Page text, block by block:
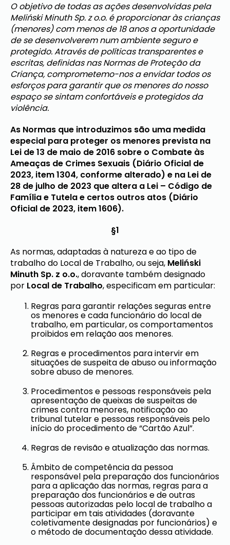
O objetivo de todas as ações desenvolvidas pela
Meliński Minuth Sp. z o.o. é proporcionar às crianças
(menores) com menos de 18 anos a oportunidade
de se desenvolverem num ambiente seguro e
protegido. Através de políticas transparentes e
escritas, definidas nas Normas de Proteção da
Criança, comprometemo-nos a envidar todos os
esforços para garantir que os menores do nosso
espaço se sintam confortáveis ​​e protegidos da
violência.
As Normas que introduzimos são uma medida
especial para proteger os menores prevista na
Lei de 13 de maio de 2016 sobre o Combate às
Ameaças de Crimes Sexuais (Diário Oficial de
2023, item 1304, conforme alterado) e na Lei de
28 de julho de 2023 que altera a Lei – Código de
Família e Tutela e certos outros atos (Diário
Oficial de 2023, item 1606).
§1
As normas, adaptadas à natureza e ao tipo de
trabalho do Local de Trabalho, ou seja, Meliński
Minuth Sp. z o.o., doravante também designado
por Local de Trabalho, especificam em particular:
Regras para garantir relações seguras entre
os menores e cada funcionário do local de
trabalho, em particular, os comportamentos
proibidos em relação aos menores.
Regras e procedimentos para intervir em
situações de suspeita de abuso ou informação
sobre abuso de menores.
Procedimentos e pessoas responsáveis ​​pela
apresentação de queixas de suspeitas de
crimes contra menores, notificação ao
tribunal tutelar e pessoas responsáveis ​​pelo
início do procedimento de “Cartão Azul”.
Regras de revisão e atualização das normas.
Âmbito de competência da pessoa
responsável pela preparação dos funcionários
para a aplicação das normas, regras para a
preparação dos funcionários e de outras
pessoas autorizadas pelo local de trabalho a
participar em tais atividades (doravante
coletivamente designadas por funcionários) e
o método de documentação dessa atividade.